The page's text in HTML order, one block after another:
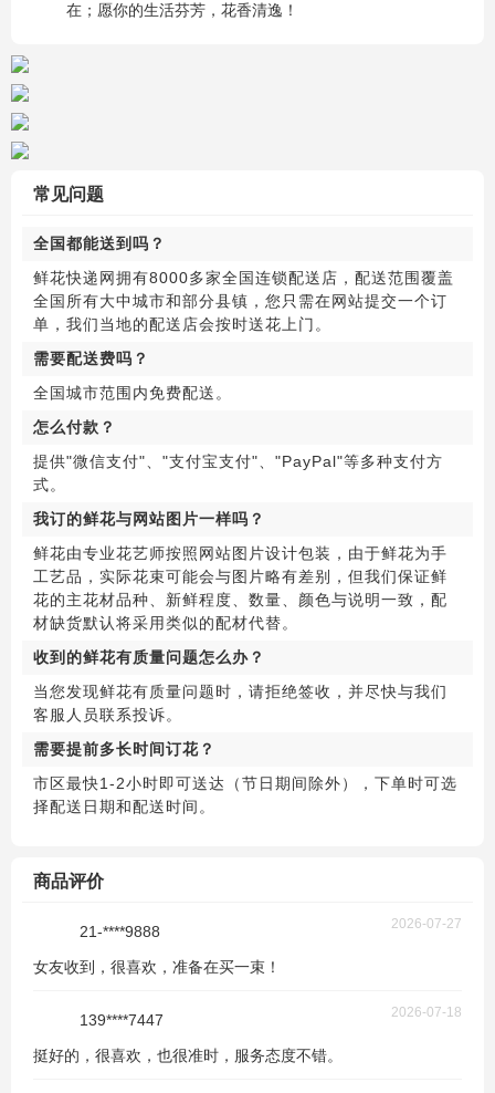
在；愿你的生活芬芳，花香清逸！
常见问题
全国都能送到吗？
鲜花快递网拥有8000多家全国连锁配送店，配送范围覆盖
全国所有大中城市和部分县镇，您只需在网站提交一个订
单，我们当地的配送店会按时送花上门。
需要配送费吗？
全国城市范围内免费配送。
怎么付款？
提供"微信支付"、"支付宝支付"、"PayPal"等多种支付方
式。
我订的鲜花与网站图片一样吗？
鲜花由专业花艺师按照网站图片设计包装，由于鲜花为手
工艺品，实际花束可能会与图片略有差别，但我们保证鲜
花的主花材品种、新鲜程度、数量、颜色与说明一致，配
材缺货默认将采用类似的配材代替。
收到的鲜花有质量问题怎么办？
当您发现鲜花有质量问题时，请拒绝签收，并尽快与我们
客服人员联系投诉。
需要提前多长时间订花？
市区最快1-2小时即可送达（节日期间除外），下单时可选
择配送日期和配送时间。
商品评价
2026-07-27
21-****9888
女友收到，很喜欢，准备在买一束！
2026-07-18
139****7447
挺好的，很喜欢，也很准时，服务态度不错。